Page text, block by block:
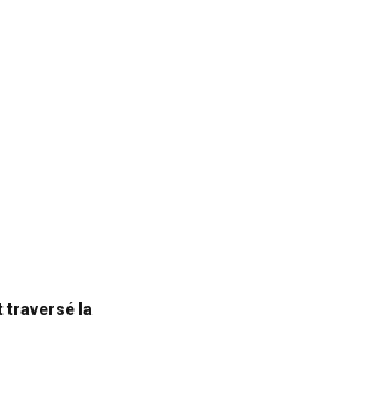
traversé la